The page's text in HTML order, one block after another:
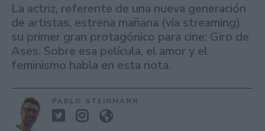
La actriz, referente de una nueva generación
de artistas, estrena mañana (vía streaming)
su primer gran protagónico para cine: Giro de
Ases. Sobre esa película, el amor y el
feminismo habla en esta nota.
PABLO STEINMANN